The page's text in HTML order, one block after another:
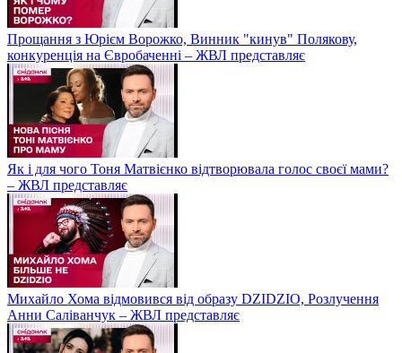
Прощання з Юрієм Ворожко, Винник "кинув" Полякову,
конкуренція на Євробаченні – ЖВЛ представляє
Як і для чого Тоня Матвієнко відтворювала голос своєї мами?
– ЖВЛ представляє
Михайло Хома відмовився від образу DZIDZIO, Розлучення
Анни Саліванчук – ЖВЛ представляє